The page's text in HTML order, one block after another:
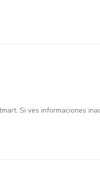
Si ves informaciones